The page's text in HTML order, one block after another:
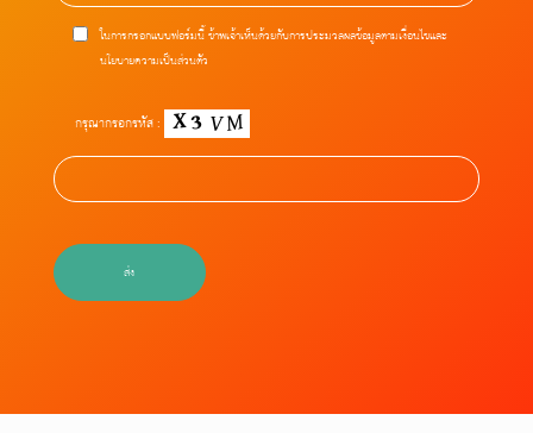
ในการกรอกแบบฟอร์มนี้ ข้าพเจ้าเห็นด้วยกับการประมวลผลข้อมูลตามเงื่อนไขและ
นโยบายความเป็นส่วนตัว
กรุณากรอกรหัส :